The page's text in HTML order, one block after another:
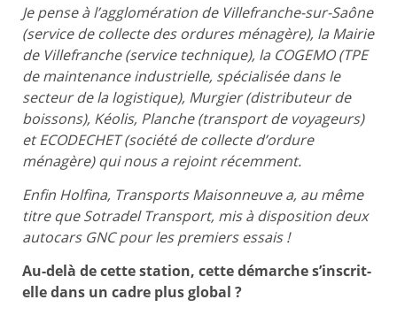
Je pense à l’agglomération de Villefranche-sur-Saône
(service de collecte des ordures ménagère), la Mairie
de Villefranche (service technique), la COGEMO (TPE
de maintenance industrielle, spécialisée dans le
secteur de la logistique), Murgier (distributeur de
boissons), Kéolis, Planche (transport de voyageurs)
et ECODECHET (société de collecte d’ordure
ménagère) qui nous a rejoint récemment.
Enfin Holfina, Transports Maisonneuve a, au même
titre que Sotradel Transport, mis à disposition deux
autocars GNC pour les premiers essais !
Au-delà de cette station, cette démarche s’inscrit-
elle dans un cadre plus global ?